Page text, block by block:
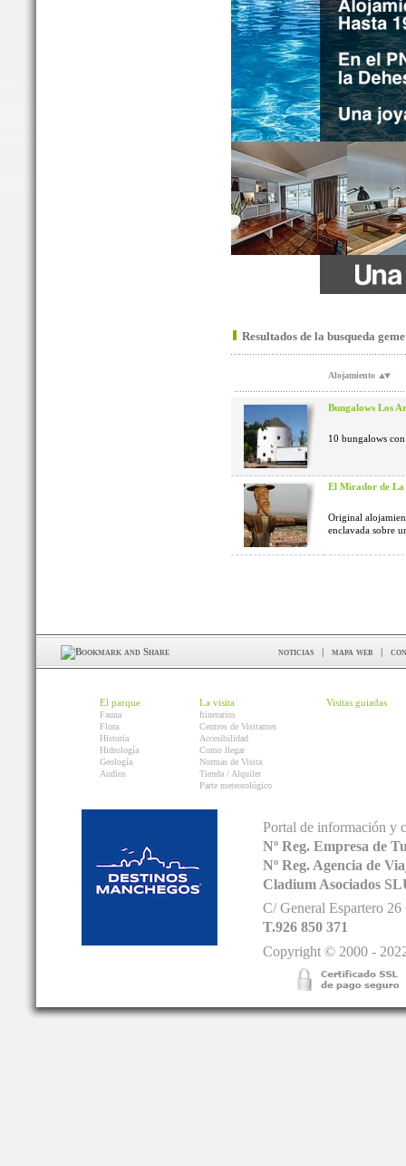
Resultados de la busqueda
Alojamiento
Bungalows Los
10 bungalows
El Mirador de La
Original
enclavada sobre
noticias | mapa web |
El parque
Fauna
Flora
Historia
Hidrología
Geología
Audios
La visita
Itinerarios
Centros de Visitantes
Accesibilidad
Como llegar
Normas de Visita
Tienda / Alquiler
Parte meteorológico
Visitas guiadas
Portal de información y
Nº Reg. Empresa de
Nº Reg. Agencia de
Cladium Asociados
C/ General Espartero
T.926 850 371
Copyright © 2000 -